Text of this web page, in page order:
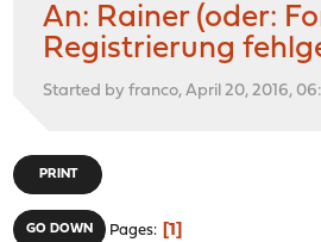
An: Rainer (oder:
Registrierung
Started by franco, April 20, 2016,
PRINT
GO DOWN Pages 1